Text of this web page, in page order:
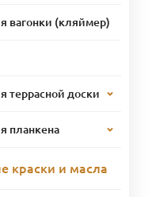
вагонки (кляймер)
террасной доски
планкена
краски и масла